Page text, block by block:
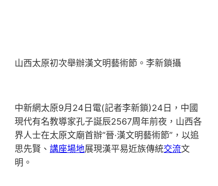
山西太原初次舉辦漢文明藝術節。李新鎖攝
中新網太原9月24日電(記者李新鎖)24日，中國
現代有名教導家孔子誕辰2567周年前夜，山西各
界人士在太原文廟首辦“晉·漢文明藝術節”，以追
思先賢、講座場地展現漢平易近族傳統交流文
明。